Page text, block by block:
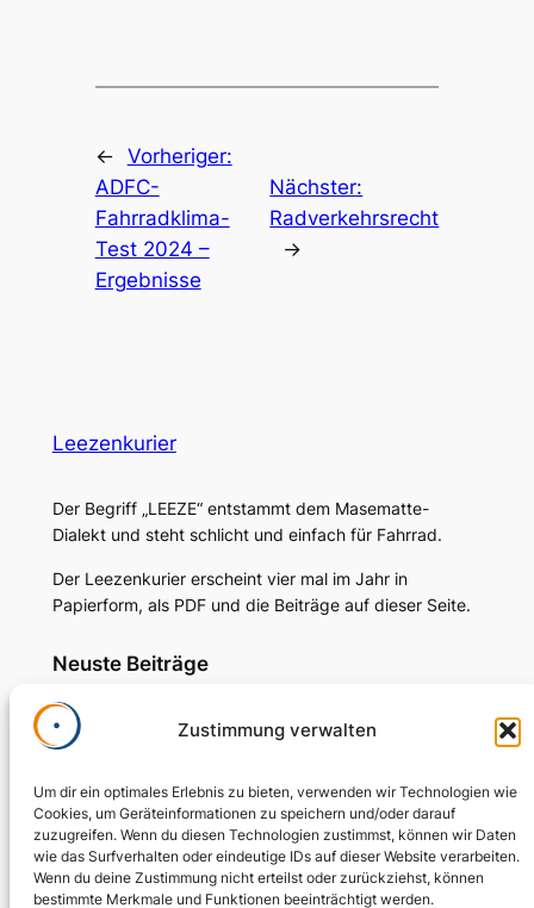
Zustimmung verwalten
Um dir ein optimales Erlebnis zu bieten, verwenden wir Technologien wie
Cookies, um Geräteinformationen zu speichern und/oder darauf
zuzugreifen. Wenn du diesen Technologien zustimmst, können wir Daten
wie das Surfverhalten oder eindeutige IDs auf dieser Website verarbeiten.
Wenn du deine Zustimmung nicht erteilst oder zurückziehst, können
bestimmte Merkmale und Funktionen beeinträchtigt werden.
← Vorheriger:
ADFC-
Fahrradklima-
Test 2024 –
Ergebnisse
Nächster:
Radverkehrsrecht
→
Leezenkurier
Der Begriff „LEEZE“ entstammt dem Masematte-
Dialekt und steht schlicht und einfach für Fahrrad.
Der Leezenkurier erscheint vier mal im Jahr in
Papierform, als PDF und die Beiträge auf dieser Seite.
Neuste Beiträge
Im E-Rausch
Regeln
Erste Schritte für die Veloroute
Ascheberg-Münster – im Abschnitt
Thierstraße